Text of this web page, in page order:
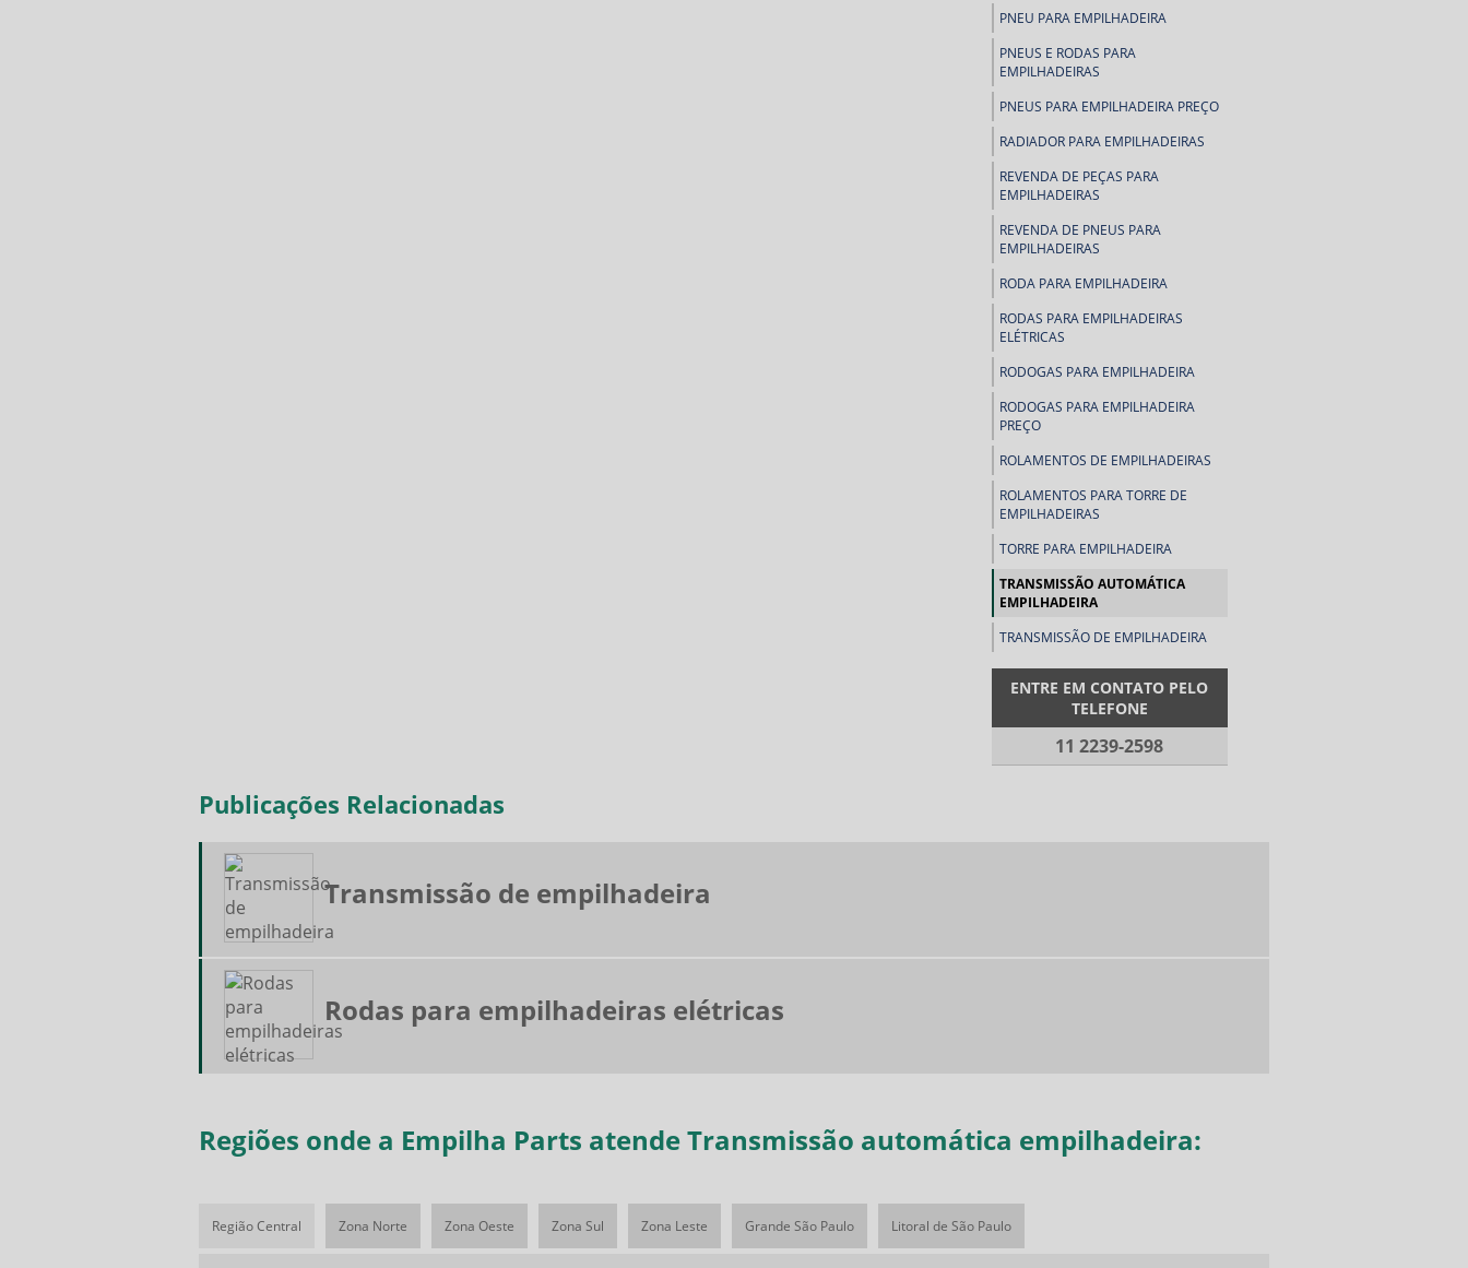
PNEU PARA EMPILHADEIRA
PNEUS E RODAS PARA
EMPILHADEIRAS
PNEUS PARA EMPILHADEIRA PREÇO
RADIADOR PARA EMPILHADEIRAS
REVENDA DE PEÇAS PARA
EMPILHADEIRAS
REVENDA DE PNEUS PARA
EMPILHADEIRAS
RODA PARA EMPILHADEIRA
RODAS PARA EMPILHADEIRAS
ELÉTRICAS
RODOGAS PARA EMPILHADEIRA
RODOGAS PARA EMPILHADEIRA
PREÇO
ROLAMENTOS DE EMPILHADEIRAS
ROLAMENTOS PARA TORRE DE
EMPILHADEIRAS
TORRE PARA EMPILHADEIRA
TRANSMISSÃO AUTOMÁTICA
EMPILHADEIRA
TRANSMISSÃO DE EMPILHADEIRA
ENTRE EM CONTATO PELO
TELEFONE
11 2239-2598
Publicações Relacionadas
Transmissão de empilhadeira
Rodas para empilhadeiras elétricas
Regiões onde a Empilha Parts atende Transmissão automática empilhadeira:
Região Central Zona Norte Zona Oeste Zona Sul Zona Leste Grande São Paulo Litoral de São Paulo